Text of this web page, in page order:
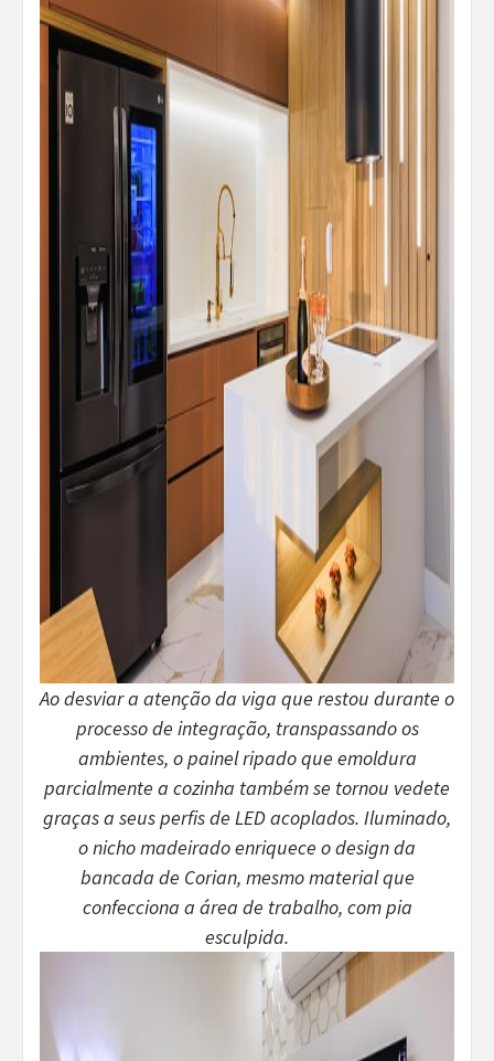
Ao desviar a atenção da viga que restou durante o
processo de integração, transpassando os
ambientes, o painel ripado que emoldura
parcialmente a cozinha também se tornou vedete
graças a seus perfis de LED acoplados. Iluminado,
o nicho madeirado enriquece o design da
bancada de Corian, mesmo material que
confecciona a área de trabalho, com pia
esculpida.